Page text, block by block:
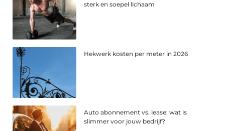
sterk en soepel lichaam
Hekwerk kosten per meter in 2026
Auto abonnement vs. lease: wat is
slimmer voor jouw bedrijf?